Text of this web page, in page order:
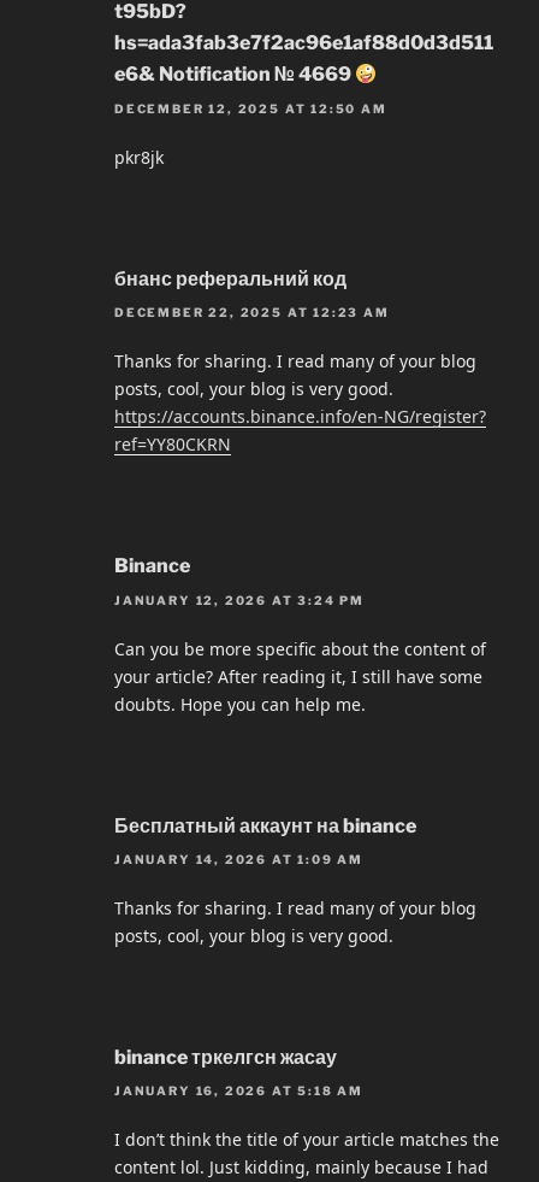
t95bD?
hs=ada3fab3e7f2ac96e1af88d0d3d511
e6& Notification № 4669
DECEMBER 12, 2025 AT 12:50 AM
pkr8jk
бнанс реферальний код
DECEMBER 22, 2025 AT 12:23 AM
Thanks for sharing. I read many of your blog
posts, cool, your blog is very good.
https://accounts.binance.info/en-NG/register?
ref=YY80CKRN
Binance
JANUARY 12, 2026 AT 3:24 PM
Can you be more specific about the content of
your article? After reading it, I still have some
doubts. Hope you can help me.
Бесплатный аккаунт на binance
JANUARY 14, 2026 AT 1:09 AM
Thanks for sharing. I read many of your blog
posts, cool, your blog is very good.
binance тркелгсн жасау
JANUARY 16, 2026 AT 5:18 AM
I don’t think the title of your article matches the
content lol. Just kidding, mainly because I had